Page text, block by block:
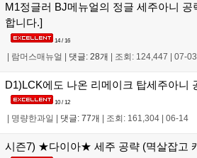
M1정글러 BJ메뉴얼의 정글 세주아니 공
합니다.]
14 / 16
| 람머스매뉴얼 | 댓글: 28개 | 조회: 124,447 | 07-03
D1)LCK에도 나온 리메이크 탑세주아니
10 / 12
명량한과일 댓글: 77개 조회: 161,304 06-14
시즌7) ★다이아★ 세주 공략 (멱살잡고